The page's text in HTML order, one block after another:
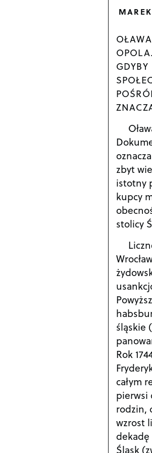
zbyt
istotny
kupcy
stolicy
śląskie
Rok
całym
pierwsi
rodzin,
wzrost
dekadę
Śląsk